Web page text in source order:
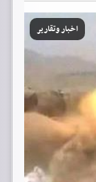
اخبار وتقارير